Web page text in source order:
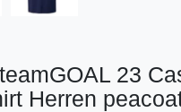
23
Herren